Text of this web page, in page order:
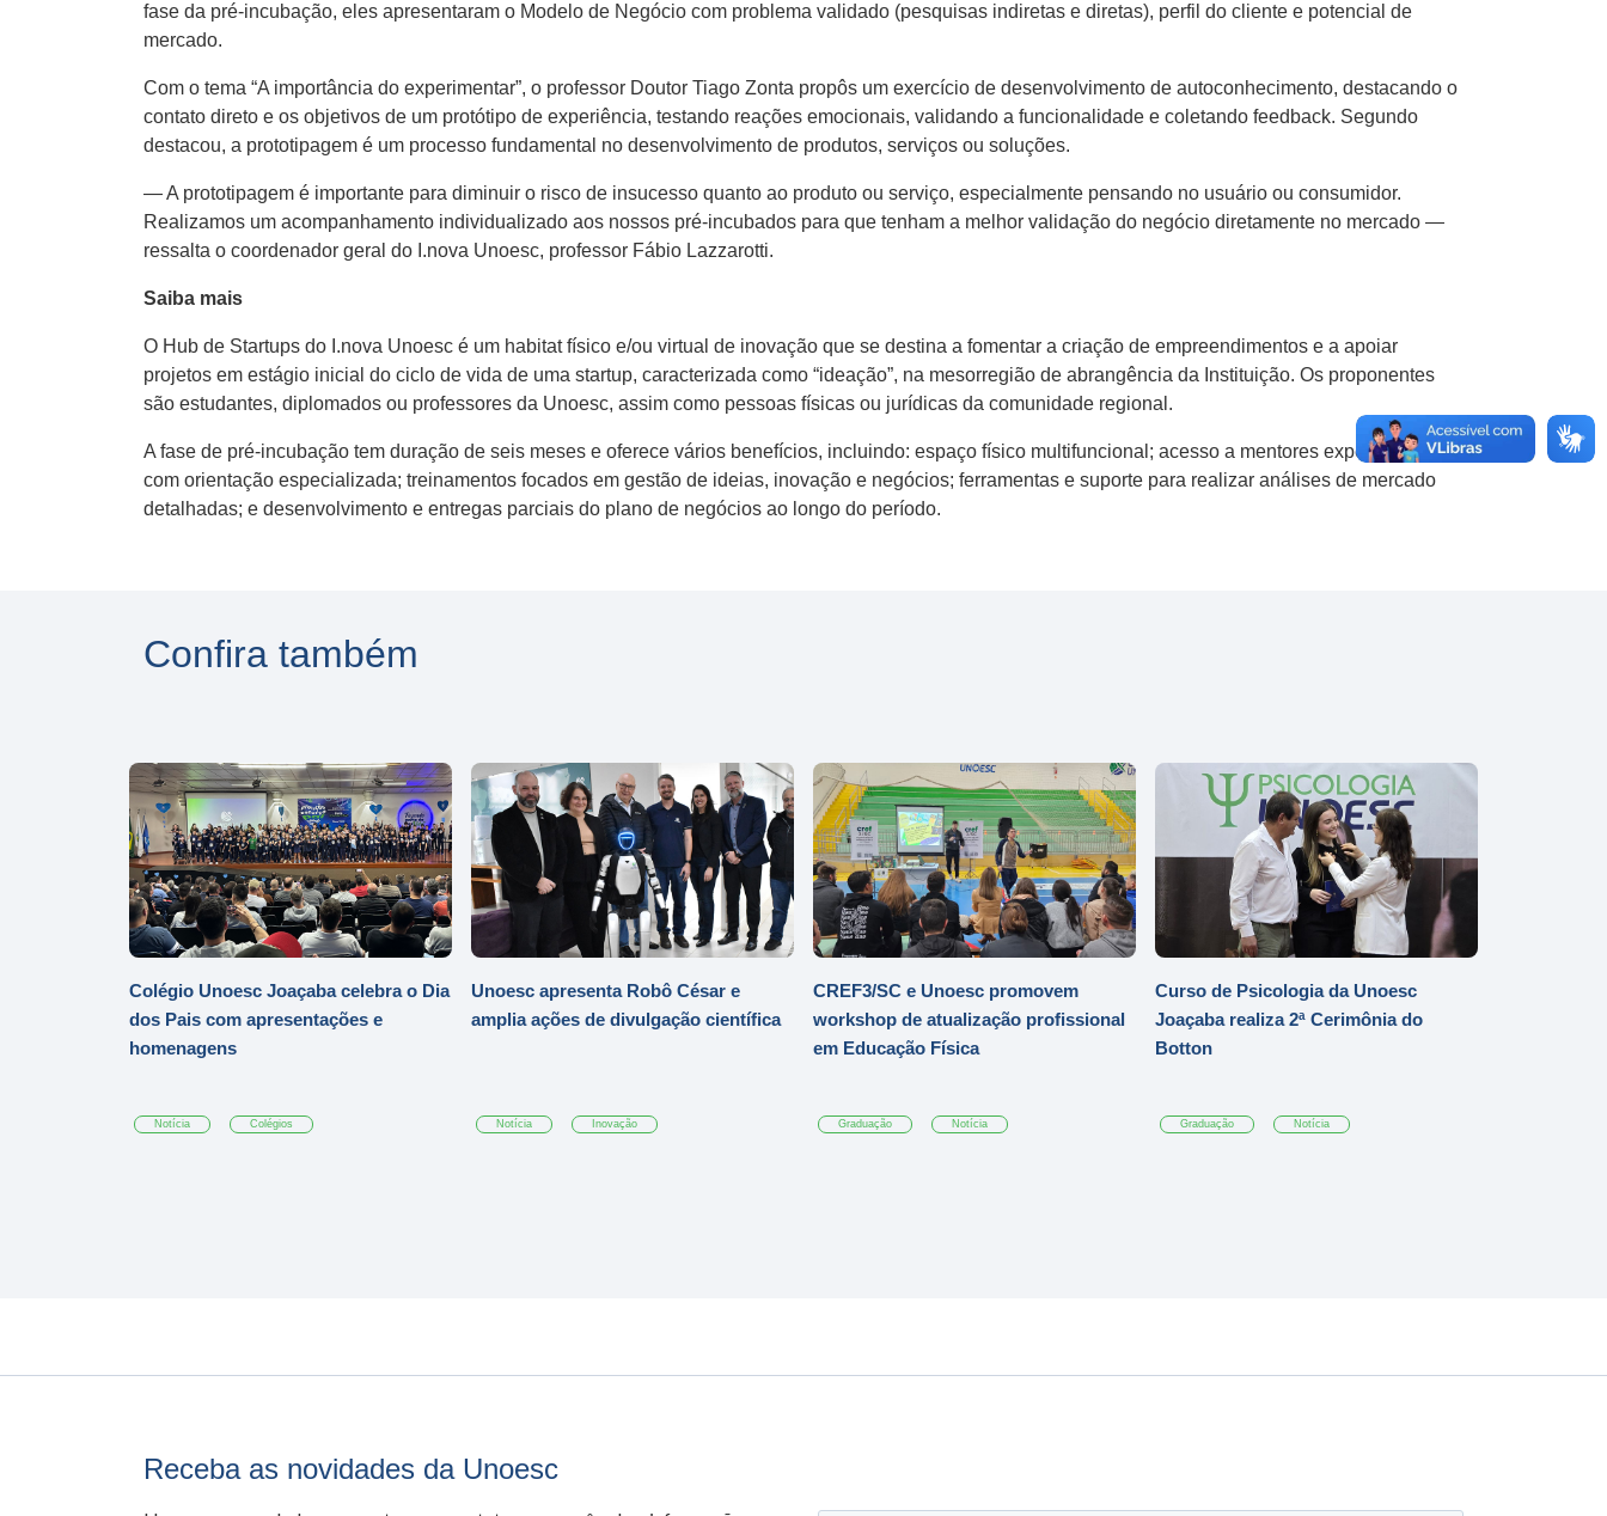
fase da pré-incubação, eles apresentaram o Modelo de Negócio com problema validado (pesquisas indiretas e diretas), perfil do cliente e potencial de
mercado.
Com o tema “A importância do experimentar”, o professor Doutor Tiago Zonta propôs um exercício de desenvolvimento de autoconhecimento, destacando o
contato direto e os objetivos de um protótipo de experiência, testando reações emocionais, validando a funcionalidade e coletando feedback. Segundo
destacou, a prototipagem é um processo fundamental no desenvolvimento de produtos, serviços ou soluções.
— A prototipagem é importante para diminuir o risco de insucesso quanto ao produto ou serviço, especialmente pensando no usuário ou consumidor.
Realizamos um acompanhamento individualizado aos nossos pré-incubados para que tenham a melhor validação do negócio diretamente no mercado —
ressalta o coordenador geral do I.nova Unoesc, professor Fábio Lazzarotti.
Saiba mais
O Hub de Startups do I.nova Unoesc é um habitat físico e/ou virtual de inovação que se destina a fomentar a criação de empreendimentos e a apoiar
projetos em estágio inicial do ciclo de vida de uma startup, caracterizada como “ideação”, na mesorregião de abrangência da Instituição. Os proponentes
são estudantes, diplomados ou professores da Unoesc, assim como pessoas físicas ou jurídicas da comunidade regional.
A fase de pré-incubação tem duração de seis meses e oferece vários benefícios, incluindo: espaço físico multifuncional; acesso a mentores experientes,
com orientação especializada; treinamentos focados em gestão de ideias, inovação e negócios; ferramentas e suporte para realizar análises de mercado
detalhadas; e desenvolvimento e entregas parciais do plano de negócios ao longo do período.
Confira também
Colégio Unoesc Joaçaba celebra o Dia
dos Pais com apresentações e
homenagens
Notícia Colégios
Unoesc apresenta Robô César e
amplia ações de divulgação científica
Notícia Inovação
CREF3/SC e Unoesc promovem
workshop de atualização profissional
em Educação Física
Graduação Notícia
Curso de Psicologia da Unoesc
Joaçaba realiza 2ª Cerimônia do
Botton
Graduação Notícia
Receba as novidades da Unoesc